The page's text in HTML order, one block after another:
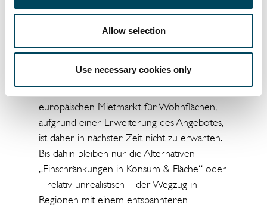
Allow selection
Use necessary cookies only
Erweiterung des Angebotes zu nennen.
Jedoch führt derzeit vor allem das
Zinsniveau in Europa zu einer Zurückhaltung
Immobilieninvestitionen. Eine deutliche
Entspannung der Situation auf dem
europäischen Mietmarkt für Wohnflächen,
aufgrund einer Erweiterung des Angebotes,
ist daher in nächster Zeit nicht zu erwarten.
Bis dahin bleiben nur die Alternativen
„Einschränkungen in Konsum & Fläche“ oder
– relativ unrealistisch – der Wegzug in
Regionen mit einem entspannteren